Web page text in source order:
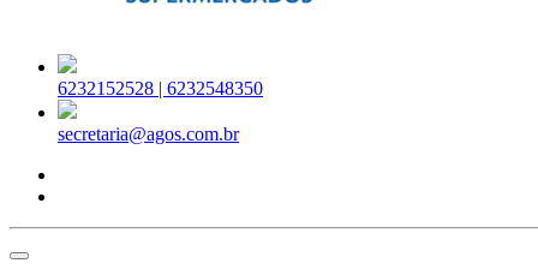
6232152528 | 6232548350
secretaria@agos.com.br